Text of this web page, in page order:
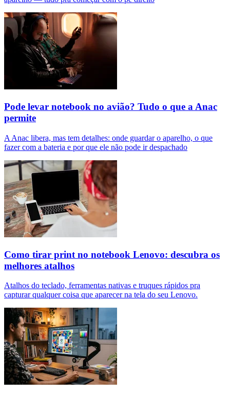
Pode levar notebook no avião? Tudo o que a Anac
permite
A Anac libera, mas tem detalhes: onde guardar o aparelho, o que
fazer com a bateria e por que ele não pode ir despachado
Como tirar print no notebook Lenovo: descubra os
melhores atalhos
Atalhos do teclado, ferramentas nativas e truques rápidos pra
capturar qualquer coisa que aparecer na tela do seu Lenovo.